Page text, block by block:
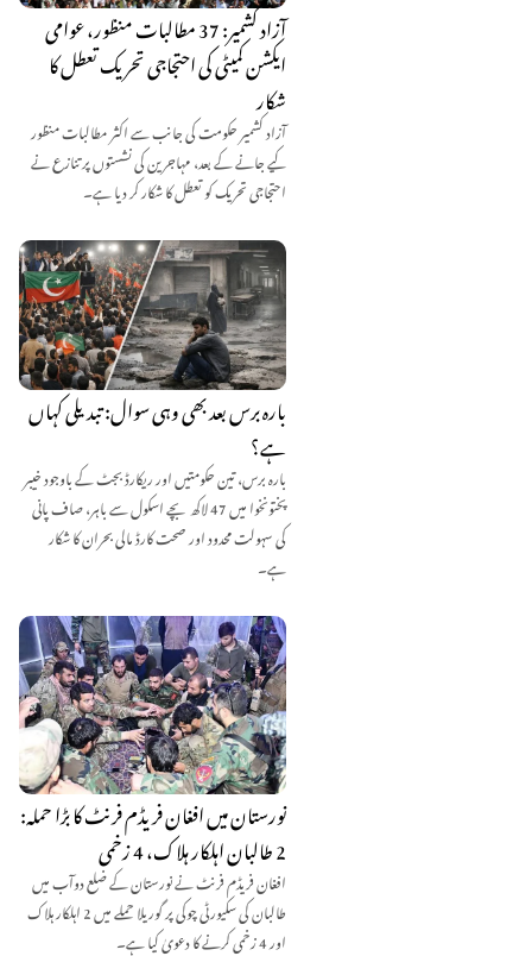
آزاد کشمیر: 37 مطالبات منظور، عوامی
ایکشن کمیٹی کی احتجاجی تحریک تعطل کا
شکار
آزاد کشمیر حکومت کی جانب سے اکثر مطالبات منظور
کیے جانے کے بعد، مہاجرین کی نشستوں پر تنازع نے
احتجاجی تحریک کو تعطل کا شکار کر دیا ہے۔
بارہ برس بعد بھی وہی سوال: تبدیلی کہاں
ہے؟
بارہ برس، تین حکومتیں اور ریکارڈ بجٹ کے باوجود خیبر
پختونخوا میں 47 لاکھ بچے اسکول سے باہر، صاف پانی
کی سہولت محدود اور صحت کارڈ مالی بحران کا شکار
ہے۔
نورستان میں افغان فریڈم فرنٹ کا بڑا حملہ:
2 طالبان اہلکار ہلاک، 4 زخمی
افغان فریڈم فرنٹ نے نورستان کے ضلع دوآب میں
طالبان کی سکیورٹی چوکی پر گوریلا حملے میں 2 اہلکار ہلاک
اور 4 زخمی کرنے کا دعویٰ کیا ہے۔